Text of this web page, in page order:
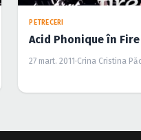
PETRECERI
Acid Phonique în
27 mart. 2011 ·Crina Cristina